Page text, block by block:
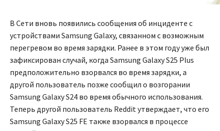
В Сети вновь появились сообщения об инциденте с
устройствами Samsung Galaxy, связанном с возможным
перегревом во время зарядки. Ранее в этом году уже был
зафиксирован случай, когда Samsung Galaxy S25 Plus
предположительно взорвался во время зарядки, а
другой пользователь позже сообщил о возгорании
Samsung Galaxy S24 во время обычного использования.
Теперь другой пользователь Reddit утверждает, что его
Samsung Galaxy S25 FE также взорвался в процессе